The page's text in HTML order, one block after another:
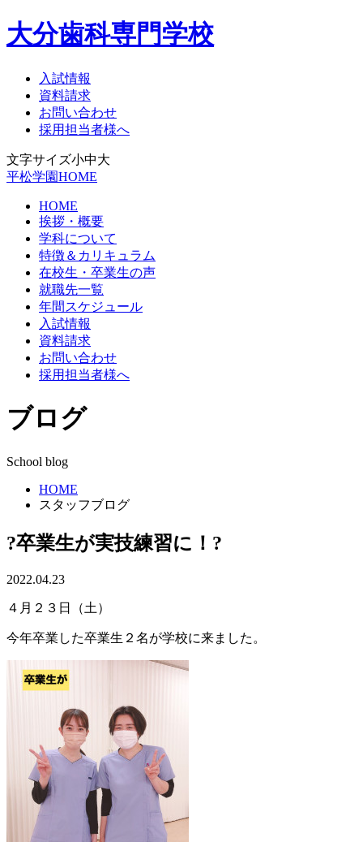
大分歯科専門学校
入試情報
資料請求
お問い合わせ
採用担当者様へ
文字サイズ小中大
平松学園HOME
HOME
挨拶・概要
学科について
特徴＆カリキュラム
在校生・卒業生の声
就職先一覧
年間スケジュール
入試情報
資料請求
お問い合わせ
採用担当者様へ
ブログ
School blog
HOME
スタッフブログ
?卒業生が実技練習に！?
2022.04.23
４月２３日（土）
今年卒業した卒業生２名が学校に来ました。